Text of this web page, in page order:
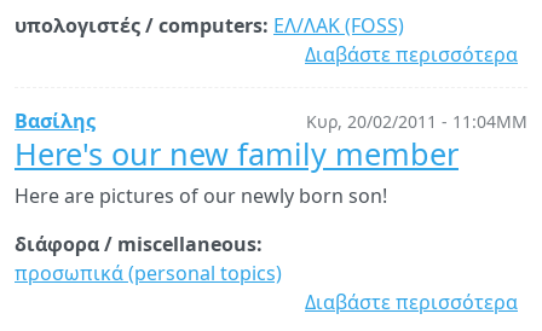
υπολογιστές / computers: ΕΛ/ΛΑΚ (FOSS)
Διαβάστε περισσότερα
vs.
Κυρ, 20/02/2011 - 11:04ΜΜ
Βασίλης
Here's our new family member
Here are pictures of our newly born son!
διάφορα / miscellaneous:
προσωπικά (personal topics)
Διαβάστε περισσότερα